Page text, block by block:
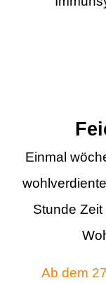
Einmal
Stunde
Ab dem